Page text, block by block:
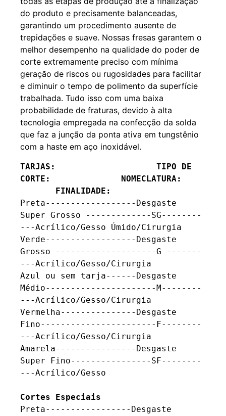
do produto e precisamente balanceadas,
garantindo um procedimento ausente de
trepidações e suave. Nossas fresas garantem o
melhor desempenho na qualidade do poder de
corte extremamente preciso com mínima
geração de riscos ou rugosidades para facilitar
e diminuir o tempo de polimento da superfície
trabalhada. Tudo isso com uma baixa
probabilidade de fraturas, devido à alta
tecnologia empregada na confecção da solda
que faz a junção da ponta ativa em tungstênio
com a haste em aço inoxidável.
TARJAS:                    TIPO DE
CORTE:              NOMECLATURA:
FINALIDADE:
Preta------------------Desgaste
Super Grosso -------------SG--------
---Acrílico/Gesso Úmido/Cirurgia
Verde------------------Desgaste
Grosso --------------------G -------
---Acrílico/Gesso/Cirurgia
Azul ou sem tarja------Desgaste
Médio----------------------M--------
---Acrílico/Gesso/Cirurgia
Vermelha---------------Desgaste
Fino-----------------------F--------
---Acrílico/Gesso/Cirurgia
Amarela----------------Desgaste
Super Fino----------------SF--------
---Acrílico/Gesso
Cortes Especiais
Preta-----------------Desgaste